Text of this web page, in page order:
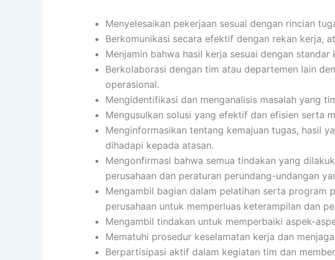
Menyelesaikan pekerjaan sesuai dengan rincian
Berkomunikasi secara efektif dengan rekan kerja,
Menjamin bahwa hasil kerja sesuai dengan
Berkolaborasi dengan tim atau departemen lain
operasional.
Mengidentifikasi dan menganalisis masalah yang
Mengusulkan solusi yang efektif dan efisien serta
Menginformasikan tentang kemajuan tugas, hasil
dihadapi kepada atasan.
Mengonfirmasi bahwa semua tindakan yang
perusahaan dan peraturan perundang-undangan
Mengambil bagian dalam pelatihan serta program
perusahaan untuk memperluas keterampilan dan
Mengambil tindakan untuk memperbaiki aspek-
Mematuhi prosedur keselamatan kerja dan
Berpartisipasi aktif dalam kegiatan tim dan